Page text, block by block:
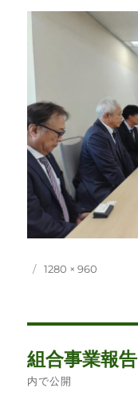
投 フ
1280 × 960
稿
組合事業報告
内で公開